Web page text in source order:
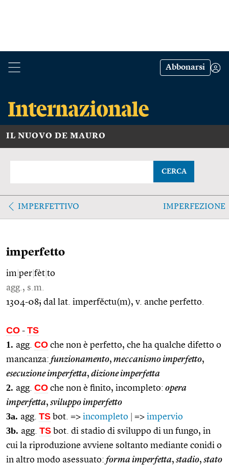
Abbonarsi
IL NUOVO DE MAURO
CERCA
IMPERFETTIVO IMPERFEZIONE
imperfetto
im per fèt to
agg., s.m.
1304-08; dal lat. imperfĕctu(m), v. anche perfetto.
CO - TS
1. agg. CO che non è perfetto, che ha qualche difetto o
mancanza: funzionamento, meccanismo imperfetto,
esecuzione imperfetta, dizione imperfetta
2. agg. CO che non è finito, incompleto: opera
imperfetta, sviluppo imperfetto
3a. agg. TS bot. => incompleto => impervio
3b. agg. TS bot. di stadio di sviluppo di un fungo, in
cui la riproduzione avviene soltanto mediante conidi o
in altro modo asessuato: forma imperfetta, stadio, stato